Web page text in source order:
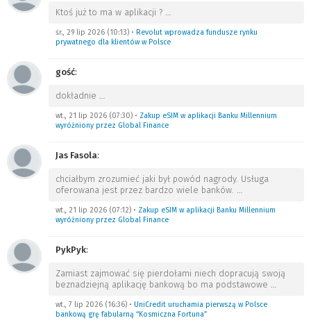
Ktoś już to ma w aplikacji ? …
śr., 29 lip 2026 (10:13) • Revolut wprowadza fundusze rynku
prywatnego dla klientów w Polsce
gość:
dokładnie …
wt., 21 lip 2026 (07:30) • Zakup eSIM w aplikacji Banku Millennium
wyróżniony przez Global Finance
Jas Fasola:
chciałbym zrozumieć jaki był powód nagrody. Usługa
oferowana jest przez bardzo wiele banków. …
wt., 21 lip 2026 (07:12) • Zakup eSIM w aplikacji Banku Millennium
wyróżniony przez Global Finance
PykPyk:
Zamiast zajmować się pierdołami niech dopracują swoją
beznadziejną aplikację bankową bo ma podstawowe …
wt., 7 lip 2026 (16:36) • UniCredit uruchamia pierwszą w Polsce
bankową grę fabularną “Kosmiczna Fortuna”